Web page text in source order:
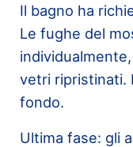
Il bagno ha
Le fughe del
vetri ripristinati.
fondo.
Ultima fase: gli